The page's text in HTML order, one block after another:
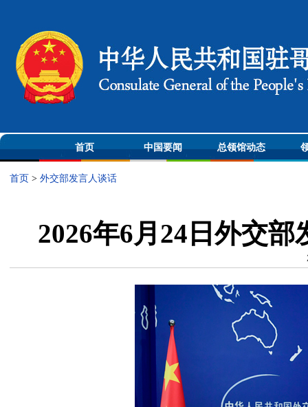
首页 中国要闻 总领馆动态
首页 > 外交部发言人谈话
2026年6月24日外交